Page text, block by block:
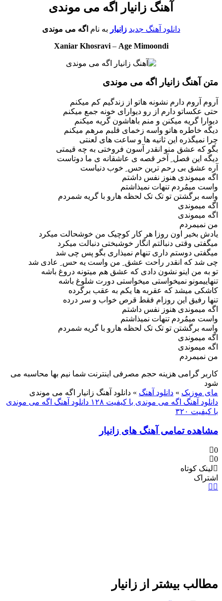
آهنگ زانیار اگه می موندی
دانلود آهنگ جدید زانیار به نام اگه می موندی
Xaniar Khosravi– Age Mimoondi
متن آهنگ زانیار اگه می موندی
آروم آروم دارم نشونه هاتو از زندگیم کم میکنم
حتی عکساتو دارم از رو دیوارای خونه جمع میکنم
دیوارا گریه میکنن و منم باهاشون گریه میکنم
دیگه خاطره هاتو واسه زخمای قلبم مرهم میکنم
چرا نمیگذره این ثانیه ها و ساعت های لعنتی
بگو که عشق منو انقدر آسون فروختی به چه قیمتی
دیگه این فصل ِ آخر قصه ی عاشقانه ی ما دوتاست
آره عشق بی رحم ترین حس ِ خوب دنیاست
اگه میموندی هنوز نفس داشتم
واست میمُردم تنهات نمیذاشتم
واسه برگشتن تو تک تک لحظه هارو با گریه شمردم
اگه میموندی
اگه میموندی
من نمیمردم
یادش بخیر اون روزا هر کار کوچیک من خوشحالت میکرد
میگفتی وقتی دنبالتم انگار خوشبختی دنبالت میکرد
میگفتی دوستم داری تنهام نمیذاری بگو پس چی شد
چی شد که انقدر راحت عشق ِ من واست یه حس ِ عادی شد
تو به من اینو نشون دادی که عشق هم میتونه دروغ باشه
تنهاییمونو نمیخواستی میخواستی دورت شلوغ باشه
کاشکی میشد که عقربه ها یکم به عقب برگرده
تنها رفیق این روزام فقط قرص خواب و سر درده
اگه میموندی هنوز نفس داشتم
واست میمُردم تنهات نمیذاشتم
واسه برگشتن تو تک تک لحظه هارو با گریه شمردم
اگه میموندی
اگه میموندی
من نمیمردم
کاربر گرامی هزینه حجم مصرفی اینترنت شما نیم بها محاسبه می
شود
مای موزیک » دانلود آهنگ » دانلود آهنگ زانیار اگه می موندی
دانلود آهنگ اگه می موندی با کیفیت ۱۲۸
دانلود آهنگ اگه می موندی
با کیفیت ۳۲۰
مشاهده تمامی آهنگ های زانیار
0
0
لینک کوتاه
اشتراک
مطالب بیشتر از زانیار